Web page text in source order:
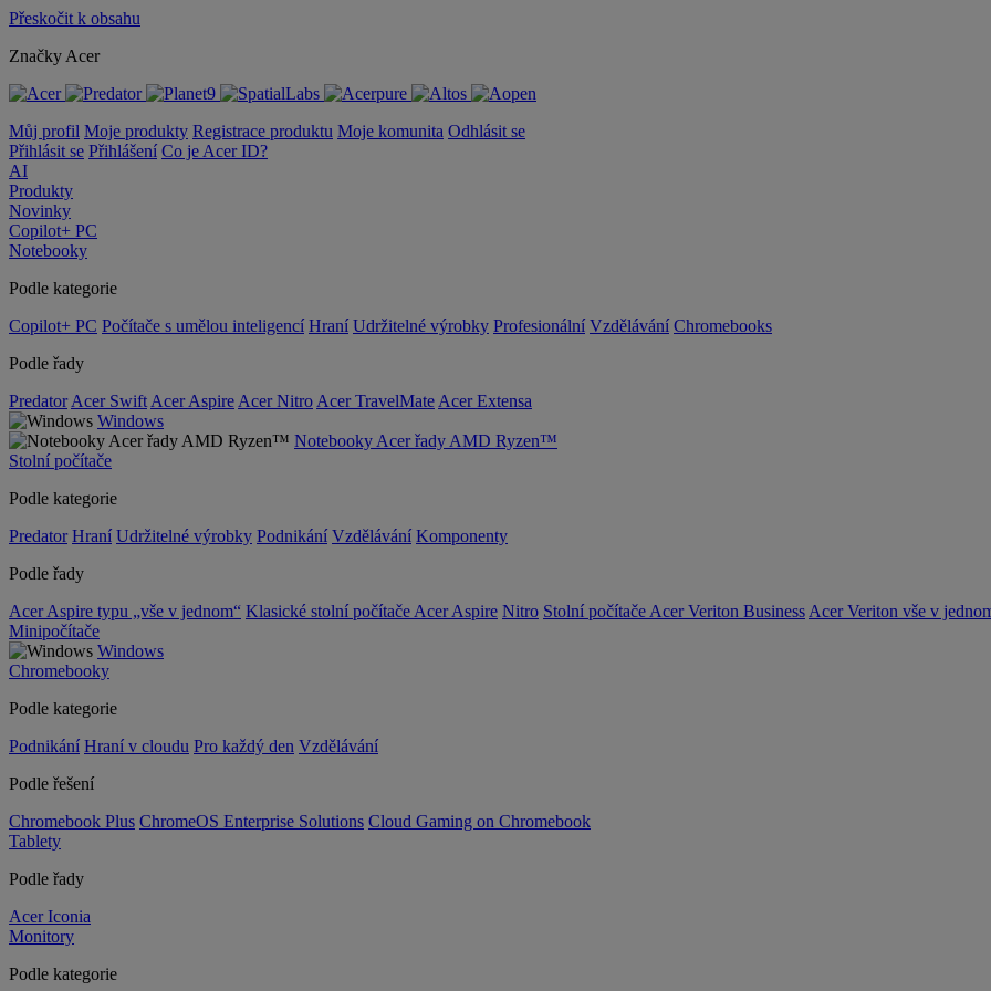
Přeskočit k obsahu
Značky Acer
Můj profil Moje produkty Registrace produktu Moje komunita Odhlásit se
Přihlásit se Přihlášení Co je Acer ID?
AI
Produkty
Novinky
Copilot+ PC
Notebooky
Podle kategorie
Copilot+ PC Počítače s umělou inteligencí Hraní Udržitelné výrobky Profesionální Vzdělávání Chromebooks
Podle řady
Predator Acer Swift Acer Aspire Acer Nitro Acer TravelMate Acer Extensa
Windows
Notebooky Acer řady AMD Ryzen™
Stolní počítače
Podle kategorie
Predator Hraní Udržitelné výrobky Podnikání Vzdělávání Komponenty
Podle řady
Acer Aspire typu „vše v jednom“ Klasické stolní počítače Acer Aspire Nitro Stolní počítače Acer Veriton Business Acer Veriton vše v
Minipočítače
Windows
Chromebooky
Podle kategorie
Podnikání Hraní v cloudu Pro každý den Vzdělávání
Podle řešení
Chromebook Plus ChromeOS Enterprise Solutions Cloud Gaming on Chromebook
Tablety
Podle řady
Acer Iconia
Monitory
Podle kategorie